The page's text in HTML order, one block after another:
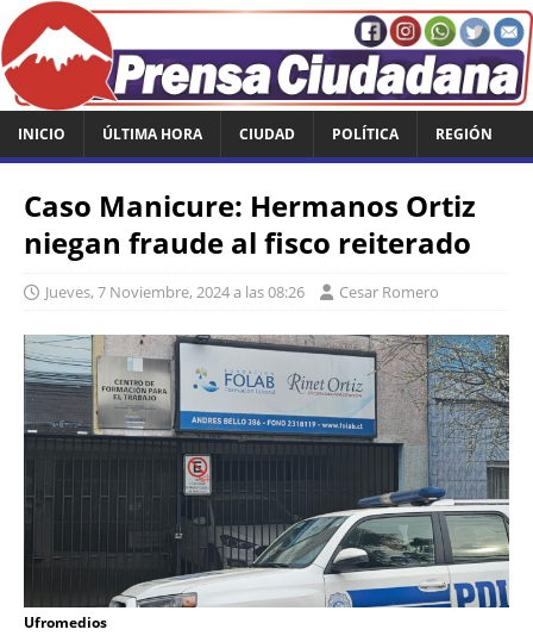
INICIO ÚLTIMA HORA CIUDAD POLÍTICA REGIÓN
Caso Manicure: Hermanos Ortiz
niegan fraude al fisco reiterado
Jueves, 7 Noviembre, 2024 a las 08:26 Cesar Romero
Ufromedios